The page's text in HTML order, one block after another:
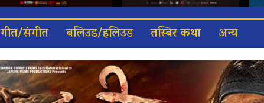
गीत/संगीत बलिउड/हलिउड तस्बिर कथा अन्य